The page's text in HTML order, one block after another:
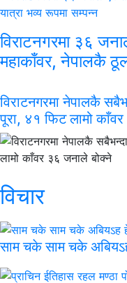
विराटनगरमा ३६
महाकाँवर, नेपालकै
विराटनगरमा नेपालकै
पूरा, ४१ फिट लामो
विचार
साम चके साम चके